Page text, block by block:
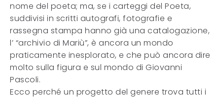
nome del poeta; ma, se i carteggi del Poeta,
suddivisi in scritti autografi, fotografie e
rassegna stampa hanno già una catalogazione,
l’ “archivio di Mariù”, è ancora un mondo
praticamente inesplorato, e che può ancora dire
molto sulla figura e sul mondo di Giovanni
Pascoli.
Ecco perché un progetto del genere trova tutti i